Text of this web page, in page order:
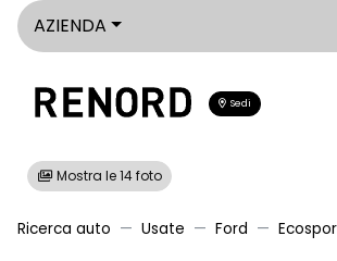
AZIENDA
Sedi
Mostra le 14 foto
Ricerca auto Usate Ford